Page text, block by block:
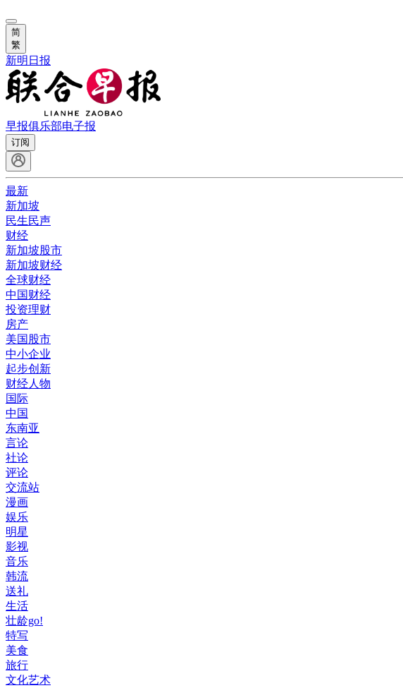
简
繁
新明日报
早报俱乐部电子报
订阅
最新
新加坡
民生民声
财经
新加坡股市
新加坡财经
全球财经
中国财经
投资理财
房产
美国股市
中小企业
起步创新
财经人物
国际
中国
东南亚
言论
社论
评论
交流站
漫画
娱乐
明星
影视
音乐
韩流
送礼
生活
壮龄go!
特写
美食
旅行
文化艺术